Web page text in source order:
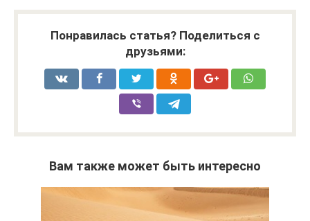
Понравилась статья? Поделиться с
друзьями:
Вам также может быть интересно